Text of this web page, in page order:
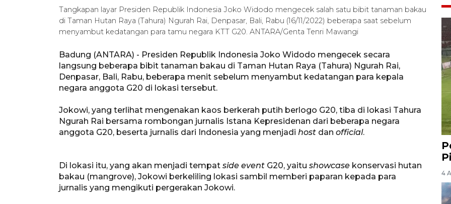
Tangkapan layar Presiden Republik Indonesia Joko Widodo mengecek salah satu bibit tanaman bakau
di Taman Hutan Raya (Tahura) Ngurah Rai, Denpasar, Bali, Rabu (16/11/2022) beberapa saat sebelum
menyambut kedatangan para tamu negara KTT G20. ANTARA/Genta Tenri Mawangi
Badung (ANTARA) - Presiden Republik Indonesia Joko Widodo mengecek secara
langsung beberapa bibit tanaman bakau di Taman Hutan Raya (Tahura) Ngurah Rai,
Denpasar, Bali, Rabu, beberapa menit sebelum menyambut kedatangan para kepala
negara anggota G20 di lokasi tersebut.
Jokowi, yang terlihat mengenakan kaos berkerah putih berlogo G20, tiba di lokasi Tahura
Ngurah Rai bersama rombongan jurnalis Istana Kepresidenan dari beberapa negara
anggota G20, beserta jurnalis dari Indonesia yang menjadi host dan official.
Di lokasi itu, yang akan menjadi tempat side event G20, yaitu showcase konservasi hutan
bakau (mangrove), Jokowi berkeliling lokasi sambil memberi paparan kepada para
jurnalis yang mengikuti pergerakan Jokowi.
4